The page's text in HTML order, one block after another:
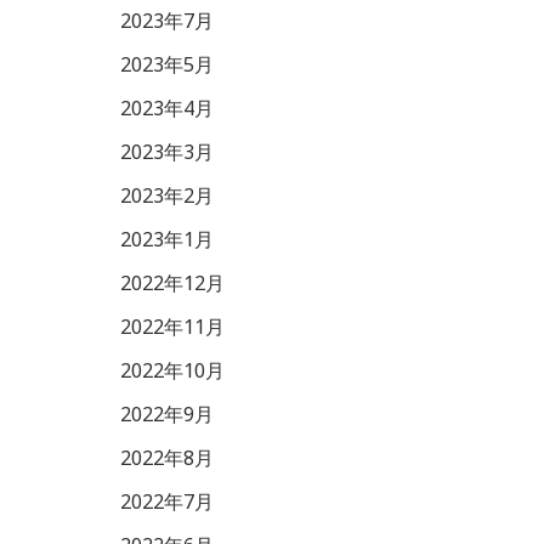
2023年7月
2023年5月
2023年4月
2023年3月
2023年2月
2023年1月
2022年12月
2022年11月
2022年10月
2022年9月
2022年8月
2022年7月